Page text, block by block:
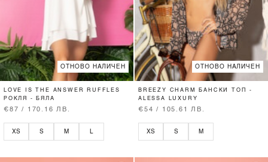
ОТНОВО НАЛИЧЕН
LOVE IS THE ANSWER RUFFLES
РОКЛЯ - БЯЛА
€87 / 170.16 ЛВ.
XS S M
ОТНОВО НАЛИЧЕН
BREEZY CHARM БАНСКИ ТОП -
ALESSA LUXURY
€54 / 105.61 ЛВ.
XS S M